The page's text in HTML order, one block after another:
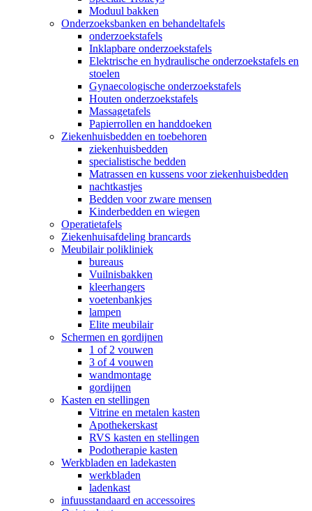
Moduul bakken
Onderzoeksbanken en behandeltafels
onderzoekstafels
Inklapbare onderzoekstafels
Elektrische en hydraulische onderzoekstafels en
stoelen
Gynaecologische onderzoekstafels
Houten onderzoekstafels
Massagetafels
Papierrollen en handdoeken
Ziekenhuisbedden en toebehoren
ziekenhuisbedden
specialistische bedden
Matrassen en kussens voor ziekenhuisbedden
nachtkastjes
Bedden voor zware mensen
Kinderbedden en wiegen
Operatietafels
Ziekenhuisafdeling brancards
Meubilair polikliniek
bureaus
Vuilnisbakken
kleerhangers
voetenbankjes
lampen
Elite meubilair
Schermen en gordijnen
1 of 2 vouwen
3 of 4 vouwen
wandmontage
gordijnen
Kasten en stellingen
Vitrine en metalen kasten
Apothekerskast
RVS kasten en stellingen
Podotherapie kasten
Werkbladen en ladekasten
werkbladen
ladenkast
infuusstandaard en accessoires